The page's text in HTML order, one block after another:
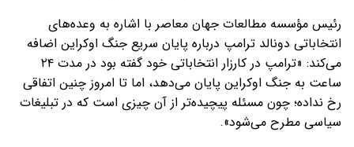
رئیس مؤسسه مطالعات جهان معاصر با اشاره به وعده‌های
انتخاباتی دونالد ترامپ درباره پایان سریع جنگ اوکراین اضافه
می‌کند: «ترامپ در کارزار انتخاباتی خود گفته بود در مدت ۲۴
ساعت به جنگ اوکراین پایان می‌دهد، اما تا امروز چنین اتفاقی
رخ نداده؛ چون مسئله پیچیده‌تر از آن چیزی است که در تبلیغات
سیاسی مطرح می‌شود».